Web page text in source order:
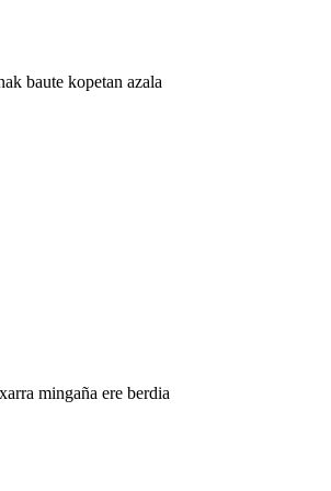
baute kopetan azala
mingaña ere berdia